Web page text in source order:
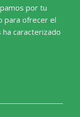
por tu
para ofrecer el
caracterizado